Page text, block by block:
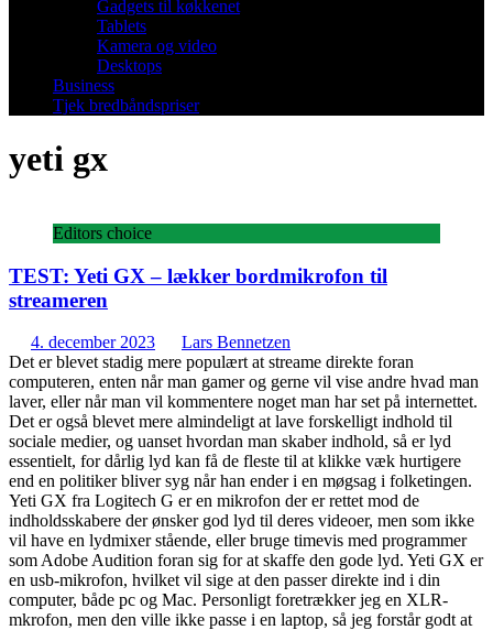
Gadgets til køkkenet
Tablets
Kamera og video
Desktops
Business
Tjek bredbåndspriser
yeti gx
Editors choice
TEST: Yeti GX – lækker bordmikrofon til
streameren
4. december 2023
Lars Bennetzen
Det er blevet stadig mere populært at streame direkte foran
computeren, enten når man gamer og gerne vil vise andre hvad man
laver, eller når man vil kommentere noget man har set på internettet.
Det er også blevet mere almindeligt at lave forskelligt indhold til
sociale medier, og uanset hvordan man skaber indhold, så er lyd
essentielt, for dårlig lyd kan få de fleste til at klikke væk hurtigere
end en politiker bliver syg når han ender i en møgsag i folketingen.
Yeti GX fra Logitech G er en mikrofon der er rettet mod de
indholdsskabere der ønsker god lyd til deres videoer, men som ikke
vil have en lydmixer stående, eller bruge timevis med programmer
som Adobe Audition foran sig for at skaffe den gode lyd. Yeti GX er
en usb-mikrofon, hvilket vil sige at den passer direkte ind i din
computer, både pc og Mac. Personligt foretrækker jeg en XLR-
mkrofon, men den ville ikke passe i en laptop, så jeg forstår godt at